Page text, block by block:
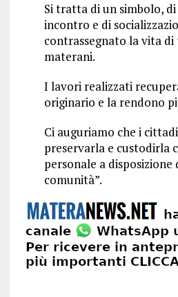
Si tratta di un simbolo,
incontro e di
contrassegnato la vita
materani.
I lavori realizzati
originario e la rendono
Ci auguriamo che i
preservarla e custodirla
personale a
comunità”.